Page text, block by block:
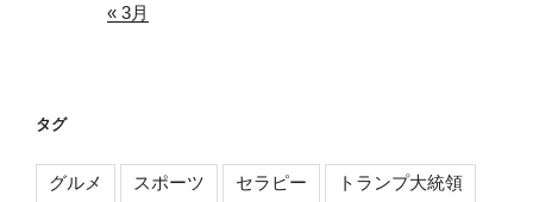
« 3月
タグ
グルメ スポーツ セラピー トランプ大統領